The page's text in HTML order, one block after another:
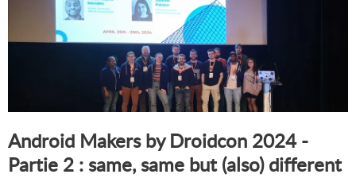
Android Makers by Droidcon 2024 -
Partie 2 : same, same but (also) different